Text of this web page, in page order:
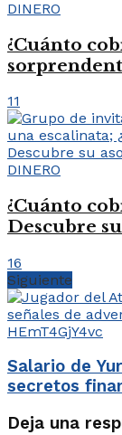
DINERO
¿Cuánto
11
DINERO
¿Cuánto
Descubre
16
Siguiente
Salario de
secretos
Deja una